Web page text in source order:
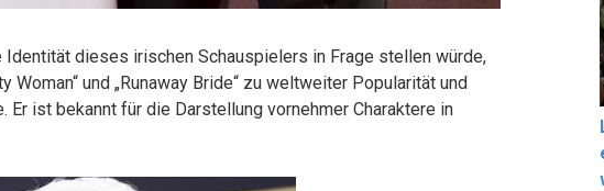
Identität dieses irischen Schauspielers in Frage stellen würde,
Woman“ und „Runaway Bride“ zu weltweiter Popularität und
Er ist bekannt für die Darstellung vornehmer Charaktere in